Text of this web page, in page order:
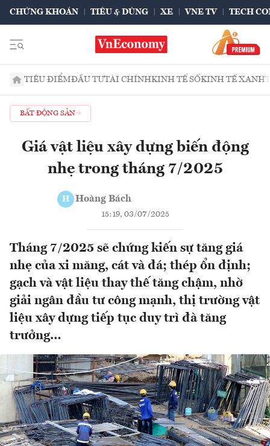
CHỨNG KHOÁN TIÊU & DÙNG XE VNE TV TECH
TIÊU ĐIỂMĐẦU TƯTÀI CHÍNHKINH TẾ SỐKINH TẾ XANH
BẤT ĐỘNG SẢN
Giá vật liệu xây dựng biến động
nhẹ trong tháng 7/2025
H Hoàng Bách
15:19, 03/07/2025
Tháng 7/2025 sẽ chứng kiến sự tăng giá
nhẹ của xi măng, cát và đá; thép ổn định;
gạch và vật liệu thay thế tăng chậm, nhờ
giải ngân đầu tư công mạnh, thị trường vật
liệu xây dựng tiếp tục duy trì đà tăng
trưởng…